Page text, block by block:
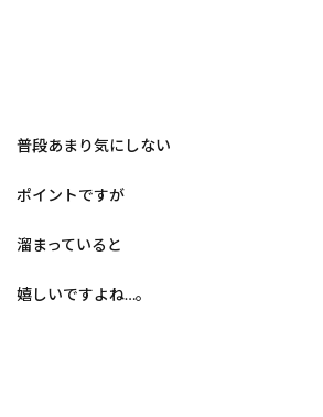
普段あまり気にしない
ポイントですが
溜まっていると
嬉しいですよね…。